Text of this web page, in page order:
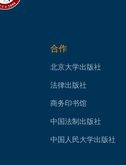
合作
北京大学出版社
法律出版社
商务印书馆
中国法制出版社
中国人民大学出版社